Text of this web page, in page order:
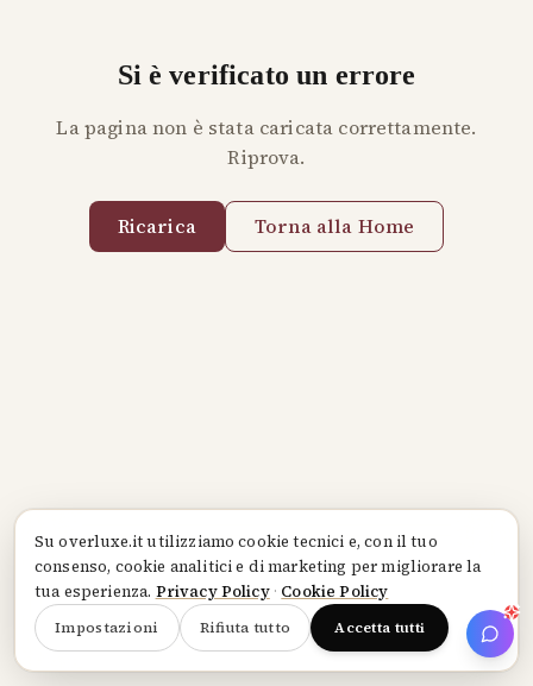
Suoverluxe.itutilizziamo cookie tecnici e, con il tuo
consenso, cookie analitici e di marketing per migliorare la
tua esperienza. Privacy Policy· Cookie Policy
Impostazioni Rifiuta tutto Accetta tutti
Si è verificato un errore
La pagina non è stata caricata correttamente.
Riprova.
Ricarica Torna alla Home